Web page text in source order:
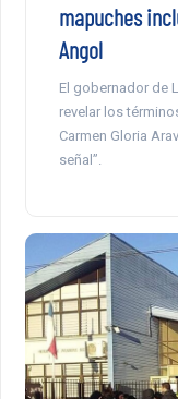
mapuches
Angol
El gobernador de
revelar los
Carmen Gloria
señal”.